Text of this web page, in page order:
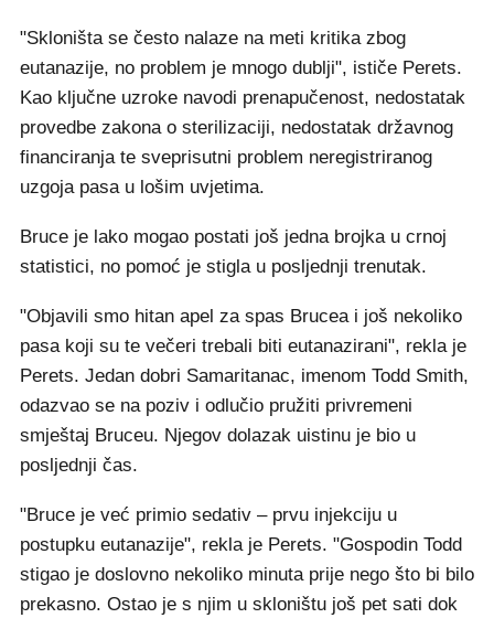
"Skloništa se često nalaze na meti kritika zbog
eutanazije, no problem je mnogo dublji", ističe Perets.
Kao ključne uzroke navodi prenapučenost, nedostatak
provedbe zakona o sterilizaciji, nedostatak državnog
financiranja te sveprisutni problem neregistriranog
uzgoja pasa u lošim uvjetima.
Bruce je lako mogao postati još jedna brojka u crnoj
statistici, no pomoć je stigla u posljednji trenutak.
"Objavili smo hitan apel za spas Brucea i još nekoliko
pasa koji su te večeri trebali biti eutanazirani", rekla je
Perets. Jedan dobri Samaritanac, imenom Todd Smith,
odazvao se na poziv i odlučio pružiti privremeni
smještaj Bruceu. Njegov dolazak uistinu je bio u
posljednji čas.
"Bruce je već primio sedativ – prvu injekciju u
postupku eutanazije", rekla je Perets. "Gospodin Todd
stigao je doslovno nekoliko minuta prije nego što bi bilo
prekasno. Ostao je s njim u skloništu još pet sati dok